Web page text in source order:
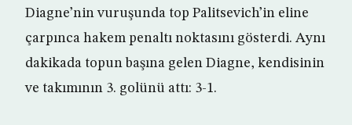
Diagne’nin vuruşunda top Palitsevich’in eline
çarpınca hakem penaltı noktasını gösterdi. Aynı
dakikada topun başına gelen Diagne, kendisinin
ve takımının 3. golünü attı: 3-1.